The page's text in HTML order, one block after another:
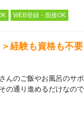
WEB登録・面接OK
経験も資格も不
んのご飯やお風呂のサ
通り進めるだけなので